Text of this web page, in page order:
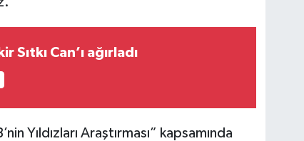
Sıtkı Can’ı ağırladı
Yıldızları Araştırması” kapsamında